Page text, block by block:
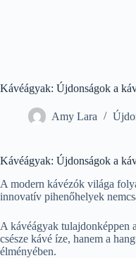
Kávéágyak: Újdonságok a
Amy Lara
Kávéágyak: Újdonságok a
A modern kávézók világa
innovatív pihenőhelyek
A kávéágyak tulajdonképpen
csésze kávé íze, hanem a
élményében.